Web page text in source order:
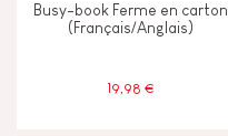
Busy-book Ferme en carton
(Français/Anglais)
19,98 €